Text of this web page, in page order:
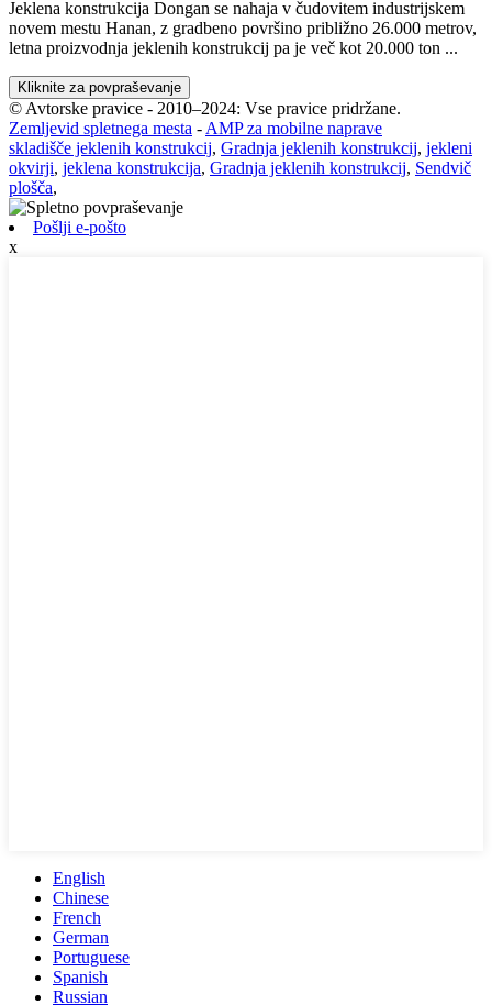
Jeklena konstrukcija Dongan se nahaja v čudovitem industrijskem
novem mestu Hanan, z gradbeno površino približno 26.000 metrov,
letna proizvodnja jeklenih konstrukcij pa je več kot 20.000 ton ...
Kliknite za povpraševanje
© Avtorske pravice - 2010–2024: Vse pravice pridržane.
Zemljevid spletnega mesta - AMP za mobilne naprave
skladišče jeklenih konstrukcij, Gradnja jeklenih konstrukcij, jekleni
okvirji, jeklena konstrukcija, Gradnja jeklenih konstrukcij, Sendvič
plošča,
Pošlji e-pošto
x
English
Chinese
French
German
Portuguese
Spanish
Russian